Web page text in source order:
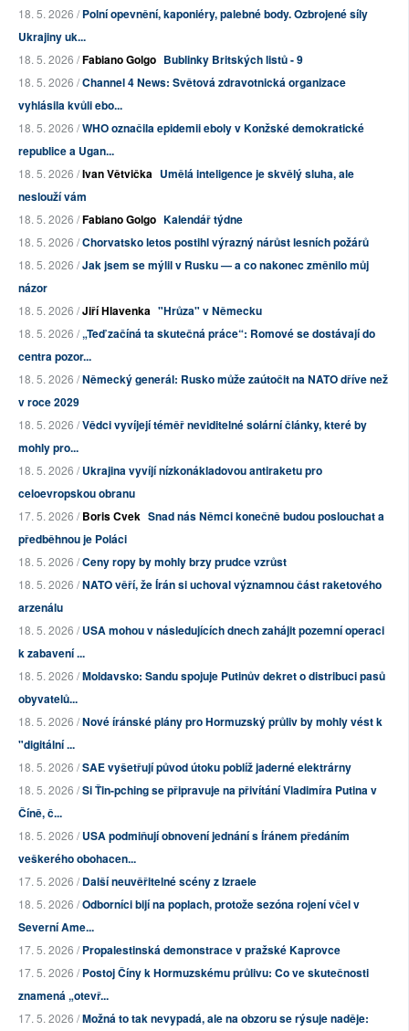
18. 5. 2026 /Polní opevnění, kaponiéry, palebné body. Ozbrojené síly
Ukrajiny uk...
18. 5. 2026 /Fabiano Golgo Bublinky Britských listů - 9
18. 5. 2026 /Channel 4 News: Světová zdravotnická organizace
vyhlásila kvůli ebo...
18. 5. 2026 /WHO označila epidemii eboly v Konžské demokratické
republice a Ugan...
18. 5. 2026 /Ivan Větvička Umělá inteligence je skvělý sluha, ale
neslouží vám
18. 5. 2026 /Fabiano Golgo Kalendář týdne
18. 5. 2026 /Chorvatsko letos postihl výrazný nárůst lesních požárů
18. 5. 2026 /Jak jsem se mýlil v Rusku — a co nakonec změnilo můj
názor
18. 5. 2026 /Jiří Hlavenka "Hrůza" v Německu
18. 5. 2026 /„Teď začíná ta skutečná práce“: Romové se dostávají do
centra pozor...
18. 5. 2026 /Německý generál: Rusko může zaútočit na NATO dříve než
v roce 2029
18. 5. 2026 /Vědci vyvíjejí téměř neviditelné solární články, které by
mohly pro...
18. 5. 2026 /Ukrajina vyvíjí nízkonákladovou antiraketu pro
celoevropskou obranu
17. 5. 2026 /Boris Cvek Snad nás Němci konečně budou poslouchat a
předběhnou je Poláci
18. 5. 2026 /Ceny ropy by mohly brzy prudce vzrůst
18. 5. 2026 /NATO věří, že Írán si uchoval významnou část raketového
arzenálu
18. 5. 2026 /USA mohou v následujících dnech zahájit pozemní operaci
k zabavení ...
18. 5. 2026 /Moldavsko: Sandu spojuje Putinův dekret o distribuci pasů
obyvatelů...
18. 5. 2026 /Nové íránské plány pro Hormuzský průliv by mohly vést k
"digitální ...
18. 5. 2026 /SAE vyšetřují původ útoku poblíž jaderné elektrárny
18. 5. 2026 /Si Ťin-pching se připravuje na přivítání Vladimíra Putina v
Číně, č...
18. 5. 2026 /USA podmiňují obnovení jednání s Íránem předáním
veškerého obohacen...
17. 5. 2026 /Další neuvěřitelné scény z Izraele
18. 5. 2026 /Odborníci bijí na poplach, protože sezóna rojení včel v
Severní Ame...
17. 5. 2026 /Propalestinská demonstrace v pražské Kaprovce
17. 5. 2026 /Postoj Číny k Hormuzskému průlivu: Co ve skutečnosti
znamená „otevř...
17. 5. 2026 /Možná to tak nevypadá, ale na obzoru se rýsuje naděje: